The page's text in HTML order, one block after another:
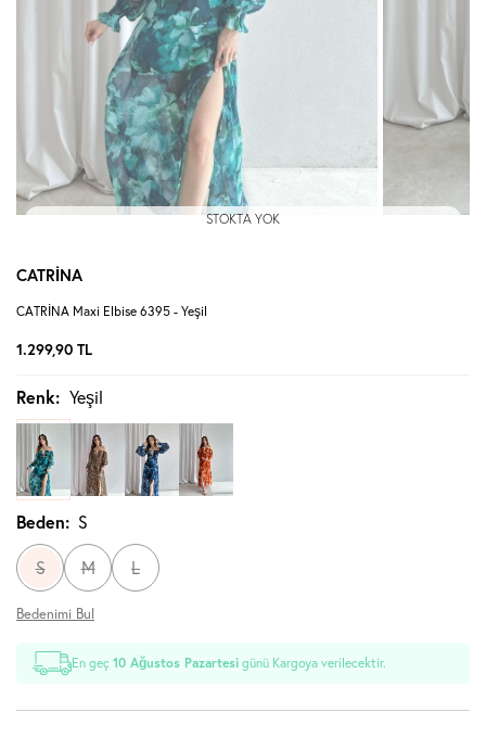
STOKTA YOK
CATRİNA
CATRİNA Maxi Elbise 6395 - Yeşil
1.299,90 TL
Renk: Yeşil
Beden: S
S M L
Bedenimi Bul
En geç10 Ağustos Pazartesi günü Kargoya verilecektir.